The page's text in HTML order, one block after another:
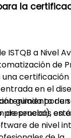
generando
Ideal para
de calidad
de testing y
móvil a su
Punto de
en Appium
garantía de
la
ISTQB a Nivel
de
una
en el
de
de pruebas en
guiada por
presencial),
de nivel